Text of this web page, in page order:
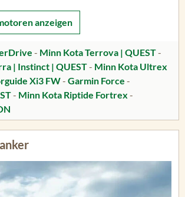
anzeigen
- Minn Kota Terrova | QUEST-
| Instinct | QUEST- Minn Kota Ultrex
Xi3 FW- Garmin Force -
- Minn Kota Riptide Fortrex -